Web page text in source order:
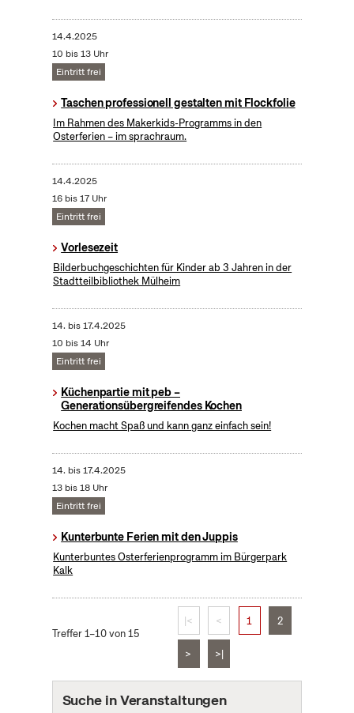
14.4.2025
10 bis 13 Uhr
Eintritt frei
Taschen professionell gestalten mit Flockfolie
Im Rahmen des Makerkids-Programms in den
Osterferien – im sprachraum.
14.4.2025
16 bis 17 Uhr
Eintritt frei
Vorlesezeit
Bilderbuchgeschichten für Kinder ab 3 Jahren in der
Stadtteilbibliothek Mülheim
14. bis17.4.2025
10 bis 14 Uhr
Eintritt frei
Küchenpartie mit peb –
Generationsübergreifendes Kochen
Kochen macht Spaß und kann ganz einfach sein!
14. bis17.4.2025
13 bis 18 Uhr
Eintritt frei
Kunterbunte Ferien mit den Juppis
Kunterbuntes Osterferienprogramm im Bürgerpark
Kalk
Treffer 1–10 von 15
|< < 1 2
> >|
Suche in Veranstaltungen